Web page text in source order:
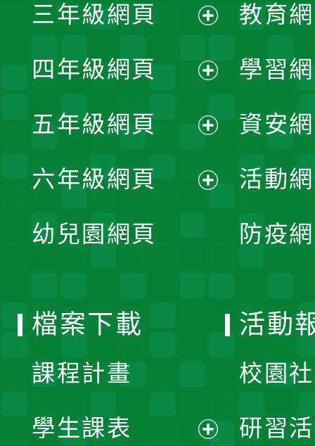
選
單
開
選
單
三年級網頁
開
選
單
四年級網頁
開
選
五年級網頁
開
六年級網頁
幼兒園網頁
教育
學習
資安
活動
防疫
檔案下載
課程計畫
學生課表
活動
校園
研習